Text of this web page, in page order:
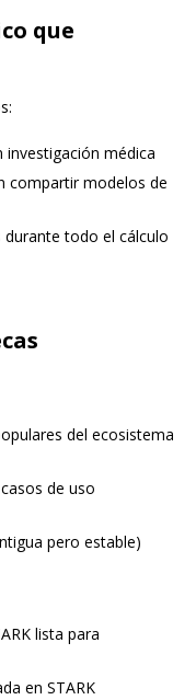
que
investigación médica
compartir modelos de
todo el cálculo
del ecosistema
de uso
pero estable)
lista para
en STARK